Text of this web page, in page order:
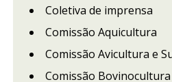
Coletiva de imprensa
Comissão Aquicultura
Comissão Avicultura e
Comissão